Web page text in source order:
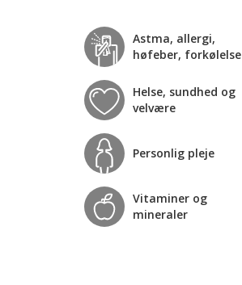
Astma, allergi,
høfeber, forkølelse
Helse, sundhed og
velvære
Personlig pleje
Vitaminer og
mineraler